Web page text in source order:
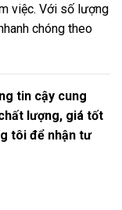
việc. Với số lượng
chóng theo
tin cậy cung
lượng, giá tốt
tôi để nhận tư